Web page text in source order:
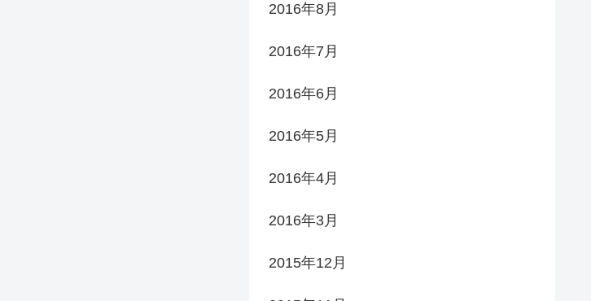
2016年8月
2016年7月
2016年6月
2016年5月
2016年4月
2016年3月
2015年12月